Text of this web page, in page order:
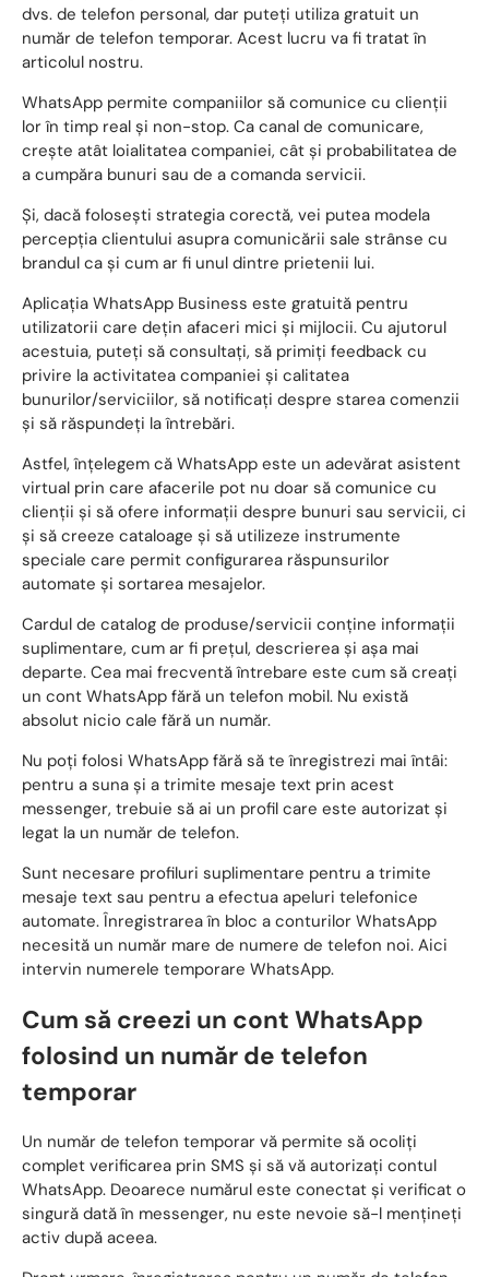
dvs. de telefon personal, dar puteți utiliza gratuit un
număr de telefon temporar. Acest lucru va fi tratat în
articolul nostru.
WhatsApp permite companiilor să comunice cu clienții
lor în timp real și non-stop. Ca canal de comunicare,
crește atât loialitatea companiei, cât și probabilitatea de
a cumpăra bunuri sau de a comanda servicii.
Și, dacă folosești strategia corectă, vei putea modela
percepția clientului asupra comunicării sale strânse cu
brandul ca și cum ar fi unul dintre prietenii lui.
Aplicația WhatsApp Business este gratuită pentru
utilizatorii care dețin afaceri mici și mijlocii. Cu ajutorul
acestuia, puteți să consultați, să primiți feedback cu
privire la activitatea companiei și calitatea
bunurilor/serviciilor, să notificați despre starea comenzii
și să răspundeți la întrebări.
Astfel, înțelegem că WhatsApp este un adevărat asistent
virtual prin care afacerile pot nu doar să comunice cu
clienții și să ofere informații despre bunuri sau servicii, ci
și să creeze cataloage și să utilizeze instrumente
speciale care permit configurarea răspunsurilor
automate și sortarea mesajelor.
Cardul de catalog de produse/servicii conține informații
suplimentare, cum ar fi prețul, descrierea și așa mai
departe. Cea mai frecventă întrebare este cum să creați
un cont WhatsApp fără un telefon mobil. Nu există
absolut nicio cale fără un număr.
Nu poți folosi WhatsApp fără să te înregistrezi mai întâi:
pentru a suna și a trimite mesaje text prin acest
messenger, trebuie să ai un profil care este autorizat și
legat la un număr de telefon.
Sunt necesare profiluri suplimentare pentru a trimite
mesaje text sau pentru a efectua apeluri telefonice
automate. Înregistrarea în bloc a conturilor WhatsApp
necesită un număr mare de numere de telefon noi. Aici
intervin numerele temporare WhatsApp.
Cum să creezi un cont WhatsApp
folosind un număr de telefon
temporar
Un număr de telefon temporar vă permite să ocoliți
complet verificarea prin SMS și să vă autorizați contul
WhatsApp. Deoarece numărul este conectat și verificat o
singură dată în messenger, nu este nevoie să-l mențineți
activ după aceea.